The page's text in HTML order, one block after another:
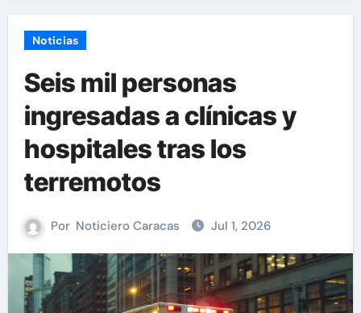
Noticias
Seis mil personas
ingresadas a clínicas y
hospitales tras los
terremotos
Por Noticiero Caracas Jul 1, 2026